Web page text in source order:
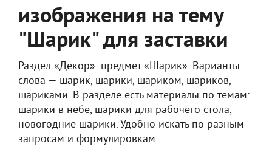
изображения на тему
"Шарик" для заставки
Раздел «Декор»: предмет «Шарик». Варианты
слова — шарик, шарики, шариком, шариков,
шариками. В разделе есть материалы по темам:
шарики в небе, шарики для рабочего стола,
новогодние шарики. Удобно искать по разным
запросам и формулировкам.